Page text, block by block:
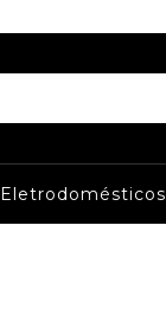
Eletrodomésticos